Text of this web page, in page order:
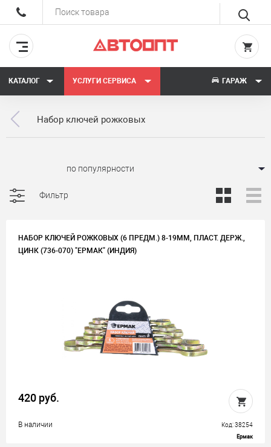
КАТАЛОГ УСЛУГИ СЕРВИСА ГАРАЖ
Набор ключей рожковых
Фильтр
НАБОР КЛЮЧЕЙ РОЖКОВЫХ (6 ПРЕДМ.) 8-19ММ, ПЛАСТ. ДЕРЖ.,
ЦИНК (736-070) "ЕРМАК" (ИНДИЯ)
420 руб.
В наличии Код: 38254
Ермак